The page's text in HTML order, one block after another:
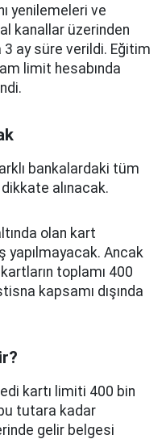
yenilemeleri ve
kanallar üzerinden
ay süre verildi. Eğitim
limit hesabında
bankalardaki tüm
alınacak.
olan kart
yapılmayacak. Ancak
toplamı 400
kapsamı dışında
kartı limiti 400 bin
tutara kadar
gelir belgesi